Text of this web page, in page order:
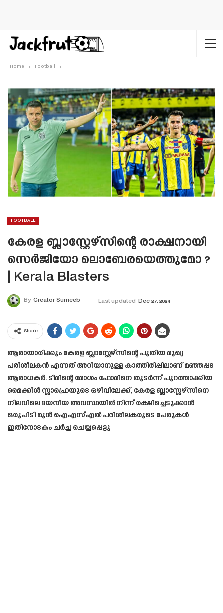
Home Football
FOOTBALL
കേരള ബ്ലാസ്റ്റേഴ്സിന്റെ രാക്ഷനായി
സെർജിയോ ലൊബേരയെത്തുമോ ?
| Kerala Blasters
By Creator Sumeeb Last updated Dec 27, 2024
Share
ആരായാരിക്കും കേരള ബ്ലാസ്റ്റേഴ്സിന്റെ പുതിയ മുഖ്യ
പരിശീലകൻ എന്നത് അറിയാനുള്ള കാത്തിരിപ്പിലാണ് മഞ്ഞപ്പട
ആരാധകർ. ടീമിന്റെ മോശം ഫോമിനെ തുടർന്ന് പുറത്താക്കിയ
മൈക്കിൾ സ്റ്റാഹ്രെയുടെ ഒഴിവിലേക്ക്, കേരള ബ്ലാസ്റ്റേഴ്സിനെ
നിലവിലെ ദയനീയ അവസ്ഥയിൽ നിന്ന് രക്ഷിച്ചെടുക്കാൻ
ഒരുപിടി മുൻ ഐഎസ്എൽ പരിശീലകരുടെ പേരുകൾ
ഇതിനോടകം ചർച്ച ചെയ്യപ്പെട്ടു.